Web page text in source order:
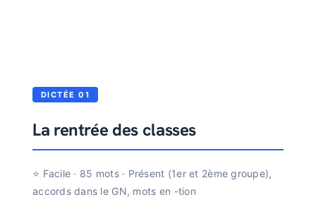
DICTÉE 01
La rentrée des classes
⭐ Facile · 85 mots · Présent (1er et 2ème groupe),
accords dans le GN, mots en -tion